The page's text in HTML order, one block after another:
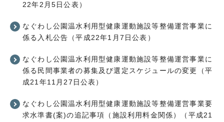
22年2月5日公表）
なぐわし公園温水利用型健康運動施設等整備運営事業に
係る入札公告（平成22年1月7日公表）
なぐわし公園温水利用型健康運動施設等整備運営事業に
係る民間事業者の募集及び選定スケジュールの変更（平
成21年11月27日公表）
なぐわし公園温水利用型健康運動施設等整備運営事業要
求水準書(案)の追記事項（施設利用料金関係）（平成21